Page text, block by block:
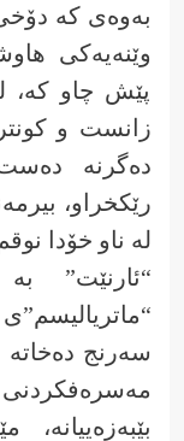
بەوەی کە
وێنەیەکی
پێش چاو کە،
زانست و
دەگرنە
رێکخراو،
لە ناو خۆدا
“ئارنێت”
سەرنج